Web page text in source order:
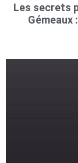
Les secrets